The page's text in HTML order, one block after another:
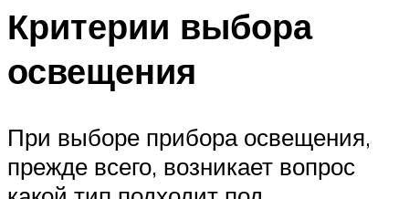
Критерии выбора
освещения
При выборе прибора освещения,
прежде всего, возникает вопрос